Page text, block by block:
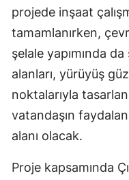
projede inşaat
tamamlanırken,
şelale yapımında
alanları, yürüyüş
noktalarıyla
vatandaşın
alanı olacak.
Proje kapsamında